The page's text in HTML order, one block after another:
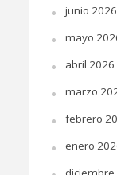
junio 2026
mayo
abril 2026
marzo
febrero
enero